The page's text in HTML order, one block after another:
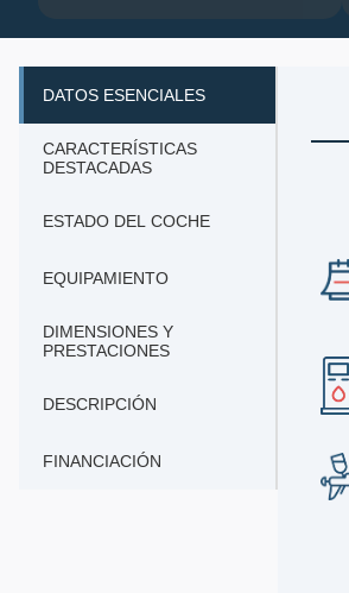
DATOS ESENCIALES
CARACTERÍSTICAS
DESTACADAS
ESTADO DEL COCHE
EQUIPAMIENTO
DIMENSIONES Y
PRESTACIONES
DESCRIPCIÓN
FINANCIACIÓN